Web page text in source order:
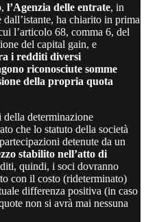
l’Agenzia delle entrate, in
ha chiarito in prima
l’articolo 68, comma 6, del
del capital gain, e
i redditi diversi
riconosciute somme
della propria quota
determinazione
che lo statuto della società
detenute da un
stabilito nell’atto di
quindi, i soci dovranno
con il costo (rideterminato)
differenza positiva (in caso
non si avrà mai nessuna